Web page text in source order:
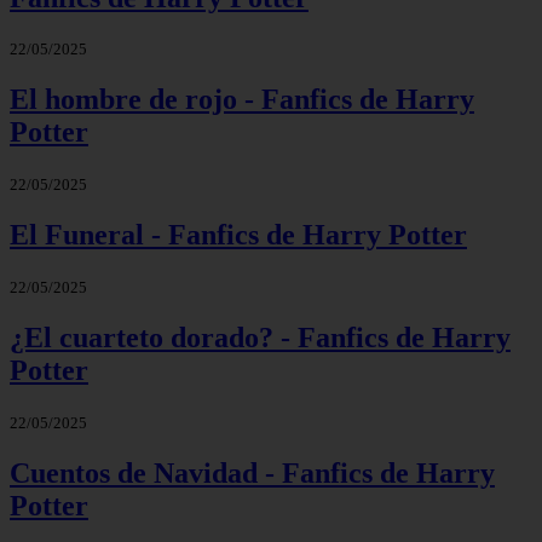
22/05/2025
El hombre de rojo - Fanfics de Harry
Potter
22/05/2025
El Funeral - Fanfics de Harry Potter
22/05/2025
¿El cuarteto dorado? - Fanfics de Harry
Potter
22/05/2025
Cuentos de Navidad - Fanfics de Harry
Potter